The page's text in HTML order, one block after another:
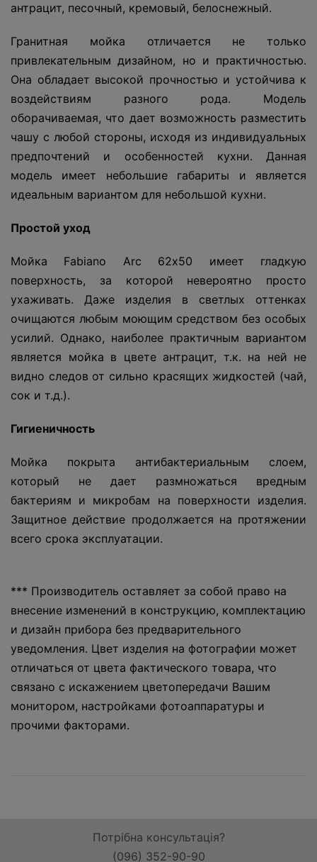
антрацит, песочный, кремовый, белоснежный.
Гранитная мойка отличается не только
привлекательным дизайном, но и практичностью.
Она обладает высокой прочностью и устойчива к
воздействиям разного рода. Модель
оборачиваемая, что дает возможность разместить
чашу с любой стороны, исходя из индивидуальных
предпочтений и особенностей кухни. Данная
модель имеет небольшие габариты и является
идеальным вариантом для небольшой кухни.
Простой уход
Мойка Fabiano Arc 62х50 имеет гладкую
поверхность, за которой невероятно просто
ухаживать. Даже изделия в светлых оттенках
очищаются любым моющим средством без особых
усилий. Однако, наиболее практичным вариантом
является мойка в цвете антрацит, т.к. на ней не
видно следов от сильно красящих жидкостей (чай,
сок и т.д.).
Гигиеничность
Мойка покрыта антибактериальным слоем,
который не дает размножаться вредным
бактериям и микробам на поверхности изделия.
Защитное действие продолжается на протяжении
всего срока эксплуатации.
*** Производитель оставляет за собой право на
внесение изменений в конструкцию, комплектацию
и дизайн прибора без предварительного
уведомления. Цвет изделия на фотографии может
отличаться от цвета фактического товара, что
связано с искажением цветопередачи Вашим
монитором, настройками фотоаппаратуры и
прочими факторами.
Потрібна консультація?
(096) 352-90-90